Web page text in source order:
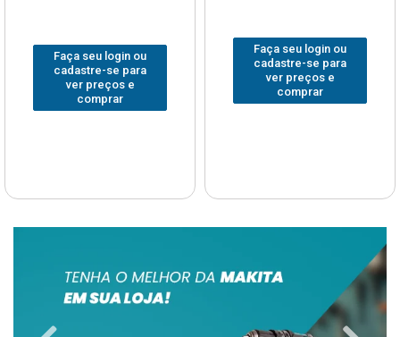
Faça seu login ou
cadastre-se para
ver preços e
comprar
Faça seu login ou
cadastre-se para
ver preços e
comprar